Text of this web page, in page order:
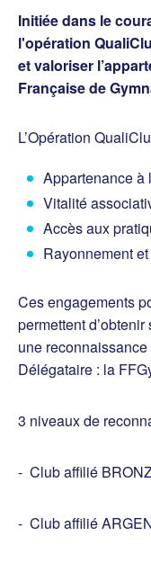
Initiée dans le
l'opération
et valoriser
Française de
L’Opération
Appartenance à
Vitalité
Accès aux
Rayonnement
Ces engagements
permettent
une
Délégataire : la
3 niveaux de
- Club affilié
- Club affilié